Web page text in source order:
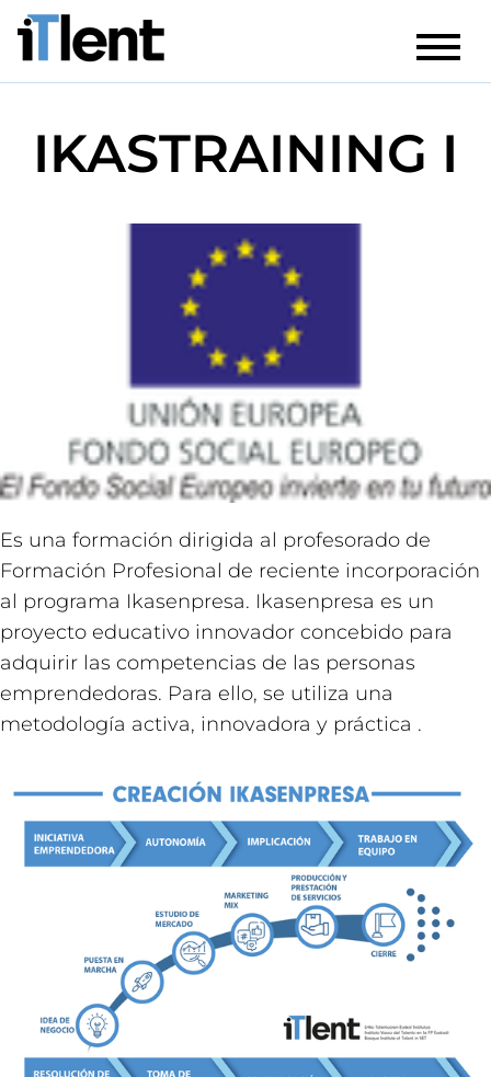
IKASTRAINING I
Es una formación dirigida al profesorado de
Formación Profesional de reciente incorporación
al programa Ikasenpresa. Ikasenpresa es un
proyecto educativo innovador concebido para
adquirir las competencias de las personas
emprendedoras. Para ello, se utiliza una
metodología activa, innovadora y práctica .